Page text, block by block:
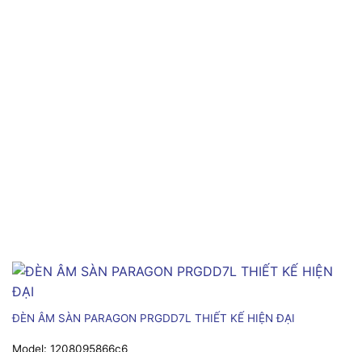
ĐÈN ÂM SÀN PARAGON PRGDD7L THIẾT KẾ HIỆN ĐẠI
Model: 1208095866c6